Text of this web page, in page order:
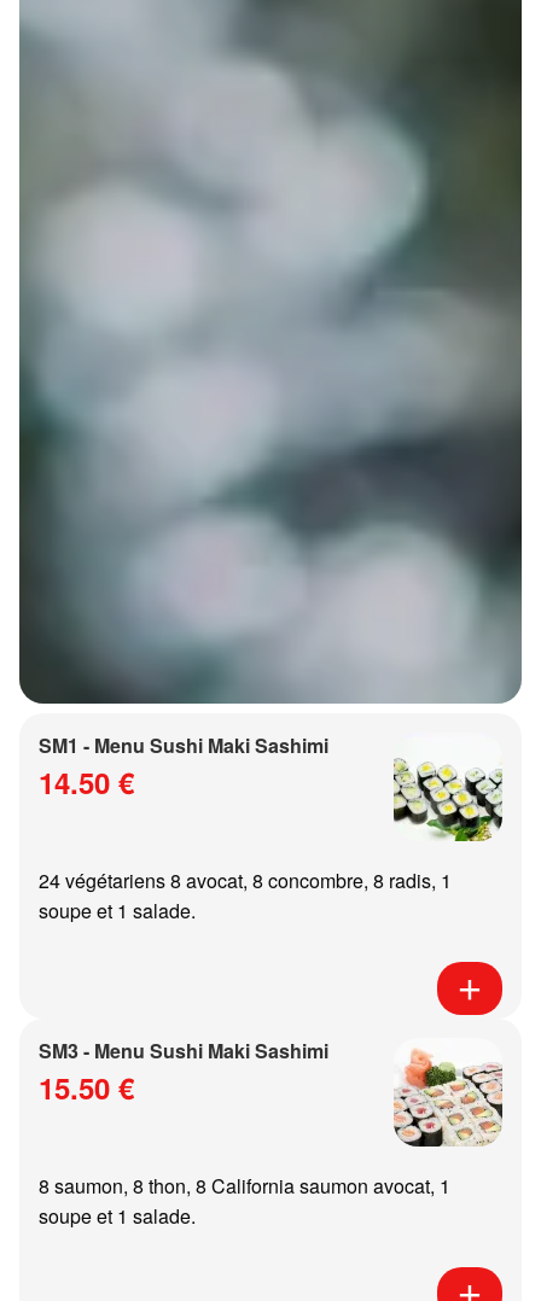
SM1 - Menu Sushi Maki Sashimi
14.50 €
24 végétariens 8 avocat, 8 concombre, 8 radis, 1
soupe et 1 salade.
SM3 - Menu Sushi Maki Sashimi
15.50 €
8 saumon, 8 thon, 8 California saumon avocat, 1
soupe et 1 salade.